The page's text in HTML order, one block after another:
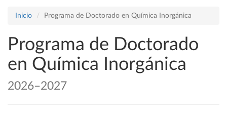
Inicio Programa de Doctorado en Química Inorgánica
Programa de Doctorado
en Química Inorgánica
2026–2027